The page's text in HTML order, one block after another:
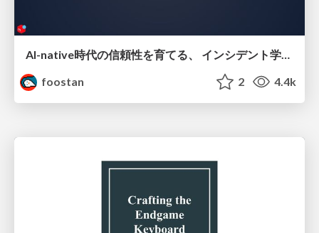
AI-native時代の信頼性を育てる、 インシデント学習と改善ループの実践
foostan
2 4.4k